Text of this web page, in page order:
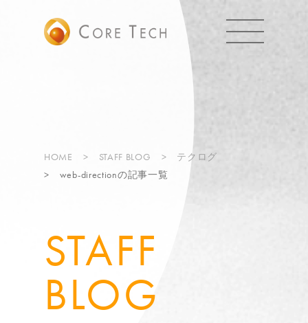
HOME STAFF BLOG
テクログ
web-directionの記事一覧
STAFF
BLOG